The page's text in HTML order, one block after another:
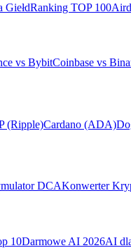
GiełdRanking TOP 100
vs BybitCoinbase vs
(Ripple)Cardano (ADA)
DCAKonwerter
10Darmowe AI 2026AI